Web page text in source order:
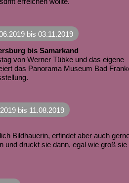
bis 03.11.2019
bis Samarkand
von Werner Tübke und das eigene
das Panorama Museum Bad
bis 11.08.2019
Bildhauerin, erfindet aber auch
und druckt sie dann, egal wie groß sie